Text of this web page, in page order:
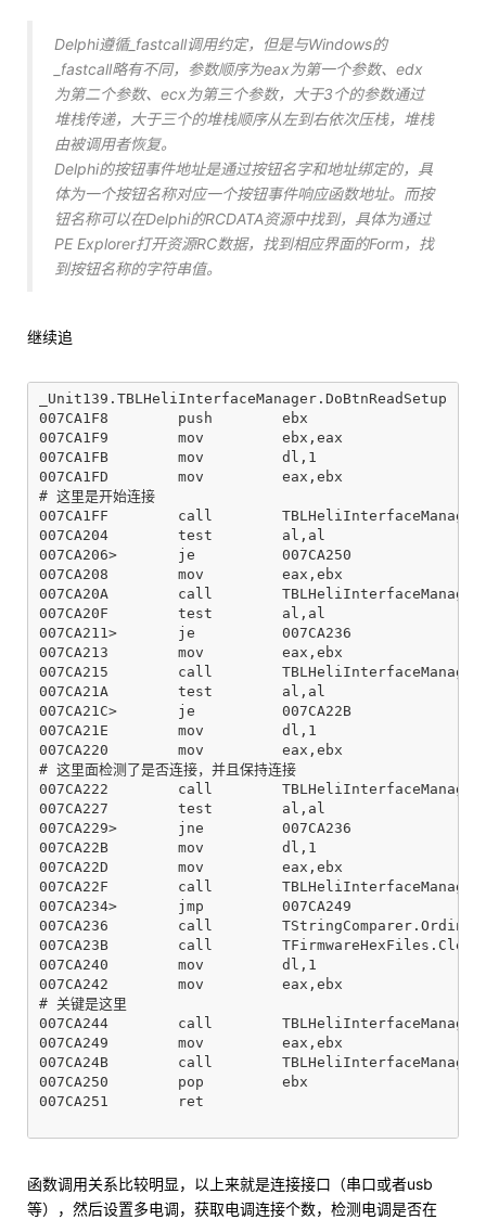
Delphi遵循_fastcall调用约定，但是与Windows的
_fastcall略有不同，参数顺序为eax为第一个参数、edx
为第二个参数、ecx为第三个参数，大于3个的参数通过
堆栈传递，大于三个的堆栈顺序从左到右依次压栈，堆栈
由被调用者恢复。
Delphi的按钮事件地址是通过按钮名字和地址绑定的，具
体为一个按钮名称对应一个按钮事件响应函数地址。而按
钮名称可以在Delphi的RCDATA资源中找到，具体为通过
PE Explorer打开资源RC数据，找到相应界面的Form，找
到按钮名称的字符串值。
继续追
_Unit139.TBLHeliInterfaceManager.DoBtnReadSetup
007CA1F8        push        ebx
007CA1F9        mov         ebx,eax
007CA1FB        mov         dl,1
007CA1FD        mov         eax,ebx
# 这里是开始连接
007CA1FF        call
007CA204        test        al,al
007CA206>       je          007CA250
007CA208        mov         eax,ebx
007CA20A        call
007CA20F        test        al,al
007CA211>       je          007CA236
007CA213        mov         eax,ebx
007CA215        call
007CA21A        test        al,al
007CA21C>       je          007CA22B
007CA21E        mov         dl,1
007CA220        mov         eax,ebx
# 这里面检测了是否连接，并且保持连接
007CA222        call
007CA227        test        al,al
007CA229>       jne         007CA236
007CA22B        mov         dl,1
007CA22D        mov         eax,ebx
007CA22F        call
007CA234>       jmp         007CA249
007CA236        call        TStringComparer.Ordinal
007CA23B        call
007CA240        mov         dl,1
007CA242        mov         eax,ebx
# 关键是这里
007CA244        call
007CA249        mov         eax,ebx
007CA24B        call
007CA250        pop         ebx
007CA251        ret
函数调用关系比较明显，以上来就是连接接口（串口或者usb
等），然后设置多电调，获取电调连接个数，检测电调是否在